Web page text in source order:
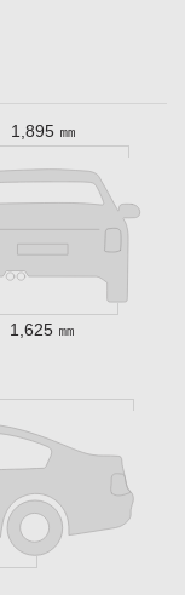
1,895 ㎜
1,625 ㎜